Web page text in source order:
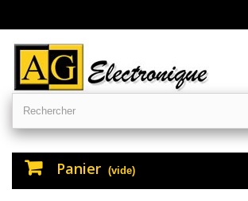
Panier (vide)